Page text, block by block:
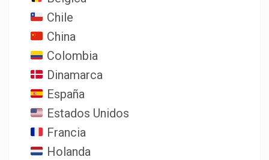
Chile
China
Colombia
Dinamarca
España
Estados Unidos
Francia
Holanda